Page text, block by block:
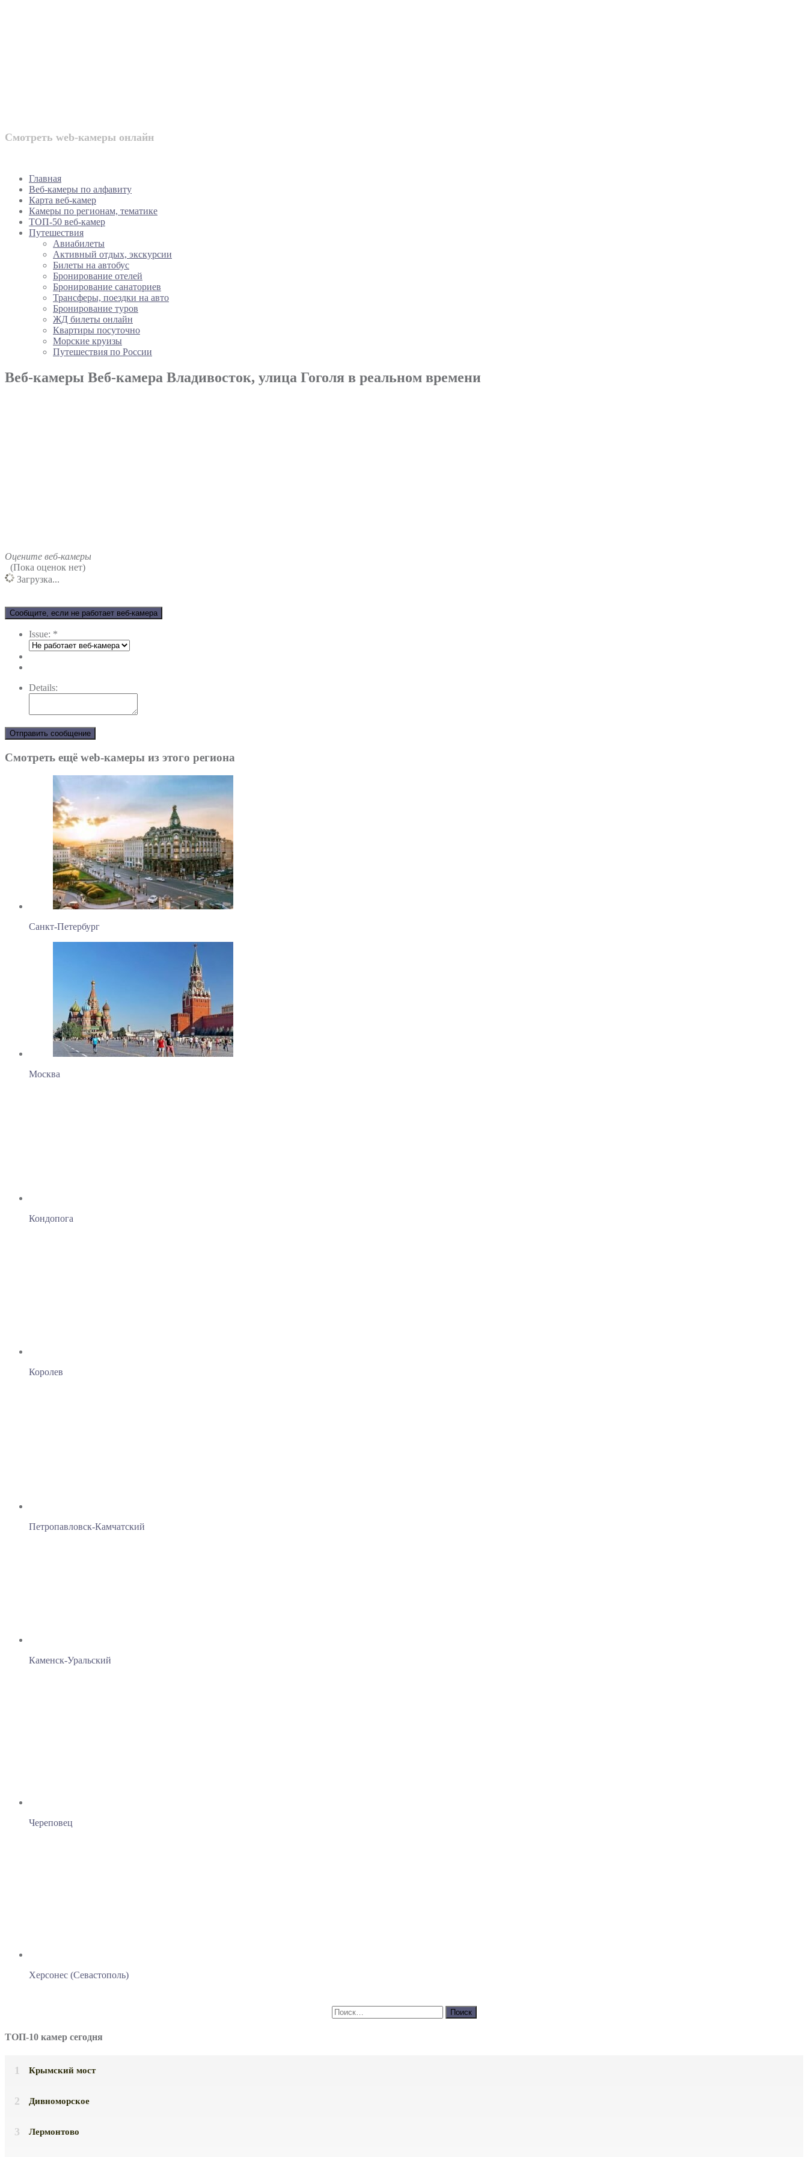
Смотреть web-камеры онлайн
Главная
Веб-камеры по алфавиту
Карта веб-камер
Камеры по регионам, тематике
ТОП-50 веб-камер
Путешествия
Авиабилеты
Активный отдых, экскурсии
Билеты на автобус
Бронирование отелей
Бронирование санаториев
Трансферы, поездки на авто
Бронирование туров
ЖД билеты онлайн
Квартиры посуточно
Морские круизы
Путешествия по России
Веб-камеры Веб-камера Владивосток, улица Гоголя в реальном времени
Оцените веб-камеры
(Пока оценок нет)
Загрузка...
Сообщите, если не работает веб-камера
Issue: *
Details:
Отправить сообщение
Смотреть ещё web-камеры из этого региона
Санкт-Петербург
Москва
Кондопога
Королев
Петропавловск-Камчатский
Каменск-Уральский
Череповец
Херсонес (Севастополь)
ТОП-10 камер сегодня
Крымский мост
Дивноморское
Лермонтово